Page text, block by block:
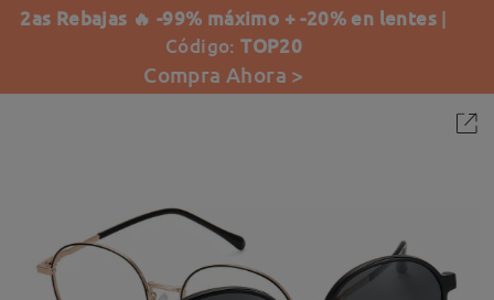
2as Rebajas 🔥 -99% máximo + -20% en lentes |
Código:TOP20
Compra Ahora >